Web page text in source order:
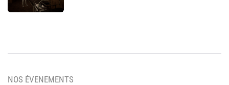
NOS ÉVENEMENTS